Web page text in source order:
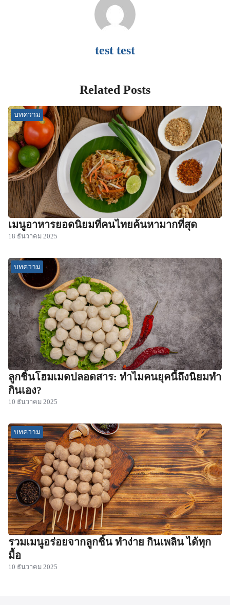
test test
Related Posts
บทความ
เมนูอาหารยอดนิยมที่คนไทยค้นหามากที่สุด
18 ธันวาคม 2025
บทความ
ลูกชิ้นโฮมเมดปลอดสาร: ทำไมคนยุคนี้ถึงนิยมทำ
กินเอง?
10 ธันวาคม 2025
บทความ
รวมเมนูอร่อยจากลูกชิ้น ทำง่าย กินเพลิน ได้ทุก
มื้อ
10 ธันวาคม 2025